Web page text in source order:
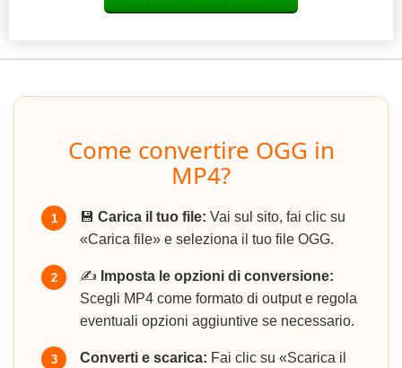
Come convertire OGG in
MP4?
1 💾 Carica il tuo file: Vai sul sito, fai clic su
«Carica file» e seleziona il tuo file OGG.
2 ✍️ Imposta le opzioni di conversione:
Scegli MP4 come formato di output e regola
eventuali opzioni aggiuntive se necessario.
3 Converti e scarica: Fai clic su «Scarica il